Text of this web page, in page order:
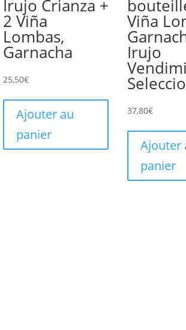
Irujo Crianza +
2 Viña
Lombas,
Garnacha
25,50€
Ajouter au
panier
Viña
Irujo
37,80€
Ajouter
panier